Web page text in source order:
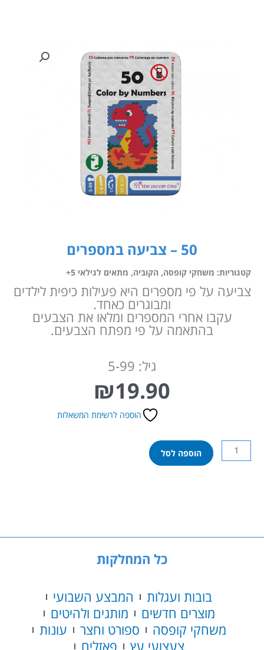
50 – צביעה במספרים
קטגוריות: משחקי קופסה, הקוביה, מתאים לגילאי 5+
צביעה על פי מספרים היא פעילות כיפית לילדים
ומבוגרים כאחד.
עקבו אחרי המספרים ומלאו את הצבעים
בהתאמה על פי מפתח הצבעים.
גיל: 5-99
₪19.90
הוספה לרשימת המשאלות
כמות
של
הוספה לסל
כל המחלקות
בובות ועגלות
המבצע השבועי
מוצרים חדשים
מותגים ולהיטים
משחקי קופסה
ספורט וחצר
עונות
צעצועי עץ
פאזלים